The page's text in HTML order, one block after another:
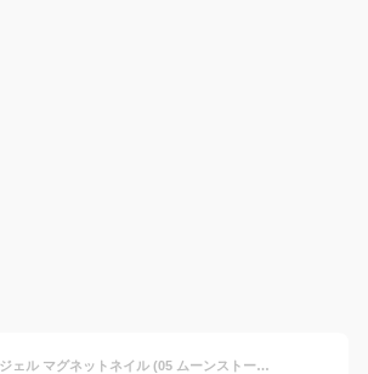
ネイルタウンジェル マグネットネイル (05 ムーンストーン) オーロラベールシリーズ ジェルネイル マグネット カラージェル ギャラクシーネイル